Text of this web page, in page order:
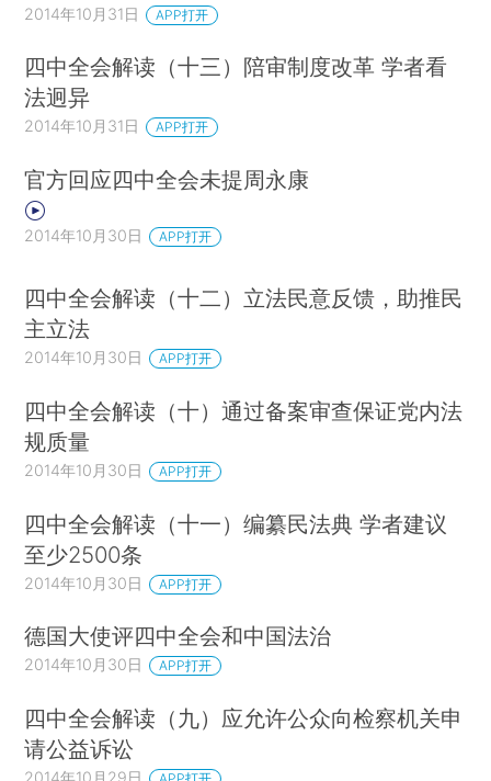
2014年10月31日 APP打开
四中全会解读（十三）陪审制度改革 学者看
法迥异
2014年10月31日 APP打开
官方回应四中全会未提周永康
2014年10月30日 APP打开
四中全会解读（十二）立法民意反馈，助推民
主立法
2014年10月30日 APP打开
四中全会解读（十）通过备案审查保证党内法
规质量
2014年10月30日 APP打开
四中全会解读（十一）编纂民法典 学者建议
至少2500条
2014年10月30日 APP打开
德国大使评四中全会和中国法治
2014年10月30日 APP打开
四中全会解读（九）应允许公众向检察机关申
请公益诉讼